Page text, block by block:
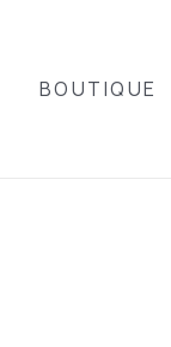
BOUTIQUE